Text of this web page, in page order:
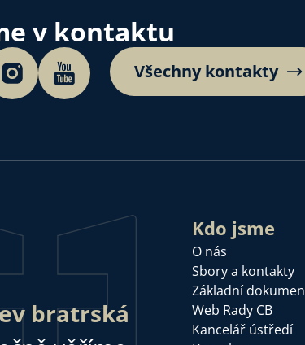
v kontaktu
Všechny kontakty
bratrská
Kdo jsme
O nás
Sbory a kontakty
Základní
Web Rady CB
Kancelář ústředí